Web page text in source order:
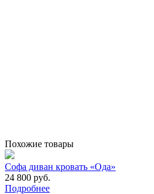
Похожие товары
Софа диван кровать «Ода»
24 800 руб.
Подробнее